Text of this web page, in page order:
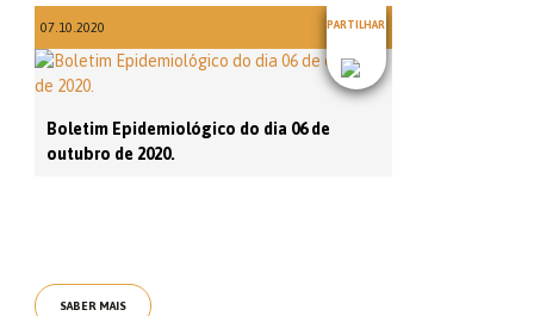
07.10.2020 PARTILHAR
Boletim Epidemiológico do dia 06 de
outubro de 2020.
SABER MAIS